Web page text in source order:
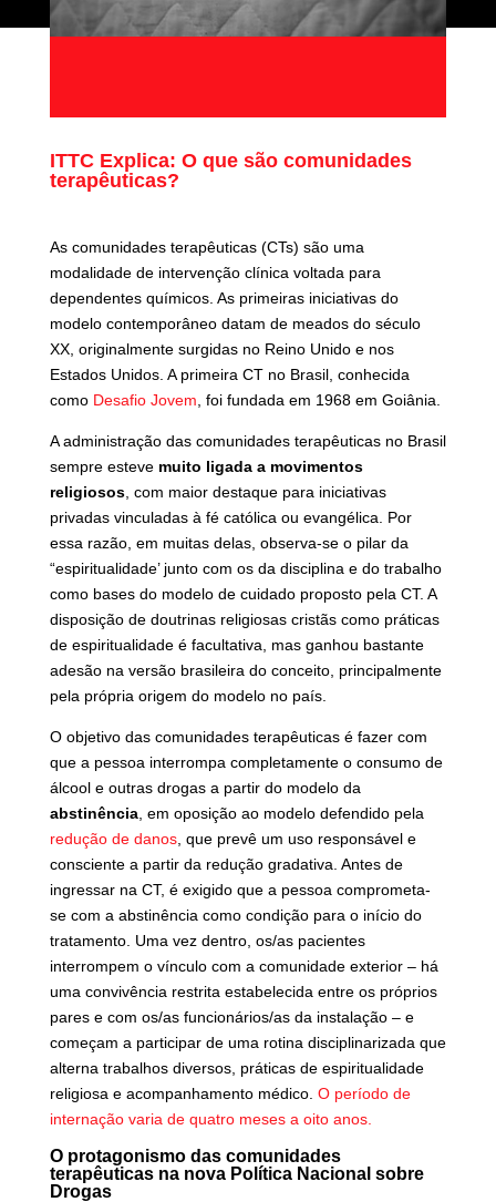
ITTC Explica: O que são comunidades
terapêuticas?
As comunidades terapêuticas (CTs) são uma
modalidade de intervenção clínica voltada para
dependentes químicos. As primeiras iniciativas do
modelo contemporâneo datam de meados do século
XX, originalmente surgidas no Reino Unido e nos
Estados Unidos. A primeira CT no Brasil, conhecida
como Desafio Jovem , foi fundada em 1968 em Goiânia.
A administração das comunidades terapêuticas no Brasil
sempre esteve muito ligada a movimentos
religiosos, com maior destaque para iniciativas
privadas vinculadas à fé católica ou evangélica. Por
essa razão, em muitas delas, observa-se o pilar da
“espiritualidade’ junto com os da disciplina e do trabalho
como bases do modelo de cuidado proposto pela CT. A
disposição de doutrinas religiosas cristãs como práticas
de espiritualidade é facultativa, mas ganhou bastante
adesão na versão brasileira do conceito, principalmente
pela própria origem do modelo no país.
O objetivo das comunidades terapêuticas é fazer com
que a pessoa interrompa completamente o consumo de
álcool e outras drogas a partir do modelo da
abstinência, em oposição ao modelo defendido pela
redução de danos, que prevê um uso responsável e
consciente a partir da redução gradativa. Antes de
ingressar na CT, é exigido que a pessoa comprometa-
se com a abstinência como condição para o início do
tratamento. Uma vez dentro, os/as pacientes
interrompem o vínculo com a comunidade exterior – há
uma convivência restrita estabelecida entre os próprios
pares e com os/as funcionários/as da instalação – e
começam a participar de uma rotina disciplinarizada que
alterna trabalhos diversos, práticas de espiritualidade
religiosa e acompanhamento médico. O período de
internação varia de quatro meses a oito anos.
O protagonismo das comunidades
terapêuticas na nova Política Nacional sobre
Drogas